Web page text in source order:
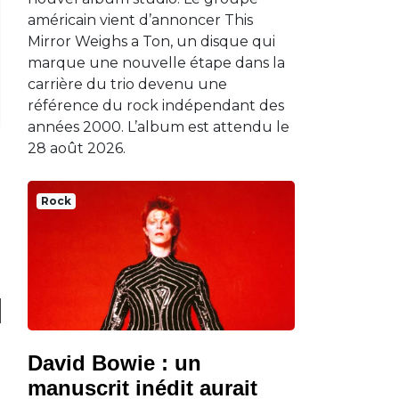
américain vient d’annoncer This
Mirror Weighs a Ton, un disque qui
marque une nouvelle étape dans la
carrière du trio devenu une
référence du rock indépendant des
années 2000. L’album est attendu le
28 août 2026.
Rock
David Bowie : un
manuscrit inédit aurait